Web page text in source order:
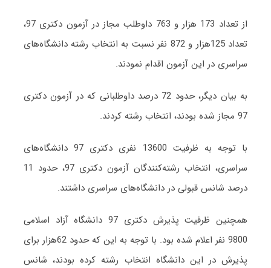
از تعداد 173 هزار و 763 داوطلب مجاز در آزمون دکتری 97،
تعداد 125هزار و 872 نفر نسبت به انتخاب رشته دانشگاه‌های
سراسری در این آزمون اقدام نمودند.
به بیان دیگر، حدود 72 درصد داوطلبانی که در آزمون دکتری
97 مجاز شده بودند، انتخاب رشته کردند.
با توجه به ظرفیت 13600 نفری دکتری 97 دانشگاه‌های
سراسری، انتخاب رشته‌کنندگان آزمون دکتری 97، حدود 11
درصد شانس قبولی در دانشگاه‌های سراسری داشتند.
همچنین ظرفیت پذیرش دکتری 97 دانشگاه آزاد اسلامی
9800 نفر اعلام شده بود. با توجه به این که حدود 62هزار برای
پذیرش در این دانشگاه انتخاب رشته کرده بودند، شانس